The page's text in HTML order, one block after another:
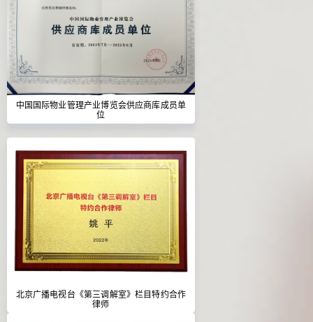
中国国际物业管理产业博览会供应商库成员单
位
北京广播电视台《第三调解室》栏目特约合作
律师